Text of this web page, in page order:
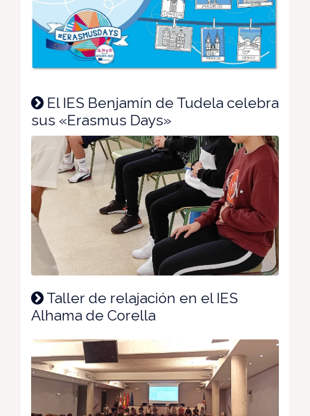
El IES Benjamín de Tudela celebra
sus «Erasmus Days»
Taller de relajación en el IES
Alhama de Corella